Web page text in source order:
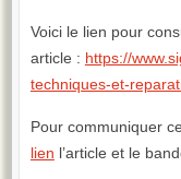
Voici le lien pour
article : https://
techniques-et-
Pour communiquer
lien l’article et le